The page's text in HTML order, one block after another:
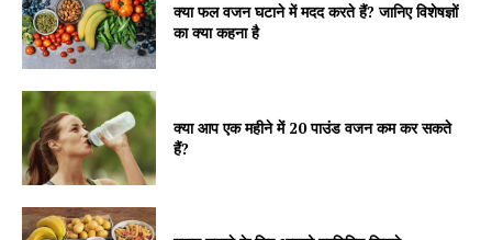
क्या फल वजन घटाने में मदद करते हैं? जानिए विशेषज्ञों
का क्या कहना है
क्या आप एक महीने में 20 पाउंड वजन कम कर सकते
हैं?